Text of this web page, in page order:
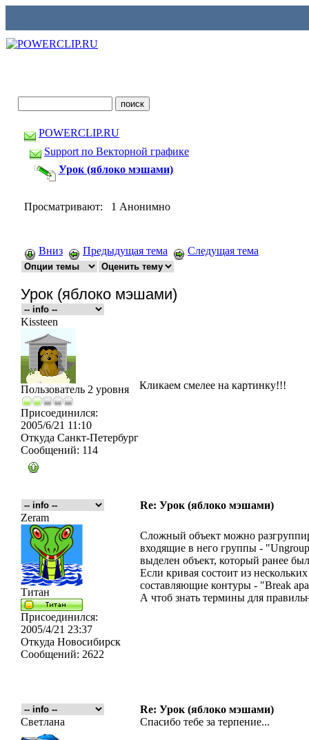
POWERCLIP.RU
Support по Векторной графике
Урок (яблоко мэшами)
Просматривают: 1 Анонимно
Вниз Предыдущая тема Следущая тема
Урок (яблоко мэшами)
Kissteen
Пользователь 2 уровня
Присоединился:
2005/6/21 11:10
Откуда Санкт-Петербург
Сообщений: 114
Кликаем смелее на картинку!!!
Re: Урок (яблоко мэшами)
Zeram
Титан
Присоединился:
2005/4/21 23:37
Откуда Новосибирск
Сообщений: 2622
Сложный объект можно
входящие в него группы -
выделен объект, который ранее
Если кривая состоит из
составляющие контуры - "Break
А чтоб знать термины для
Re: Урок (яблоко мэшами)
Светлана
Спасибо тебе за терпение...